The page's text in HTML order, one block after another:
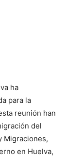
ha
para la
reunión han
del
Migraciones,
en Huelva,